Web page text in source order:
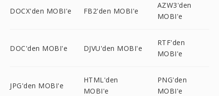
DOCX'den MOBI'e FB2'den MOBI'e
AZW3'den
MOBI'e
DOC'den MOBI'e DJVU'den MOBI'e
RTF'den
MOBI'e
JPG'den MOBI'e
HTML'den
MOBI'e
PNG'den
MOBI'e